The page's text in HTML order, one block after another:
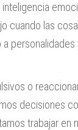
inteligencia
cuando las
o
decisiones
trabajar en